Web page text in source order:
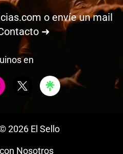
o envíe un mail
➜
en
2026 El Sello
Nosotros